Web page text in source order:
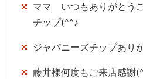
ママ いつもありがとう
チップ(^^♪
ジャパニーズチップあり
藤井様何度もご来店感